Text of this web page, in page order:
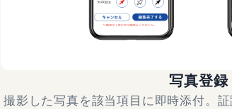
写真登録
撮影した写真を該当項目に即時添付。